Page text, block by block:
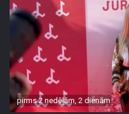
pirms 2 nedēļām, 2 dienām